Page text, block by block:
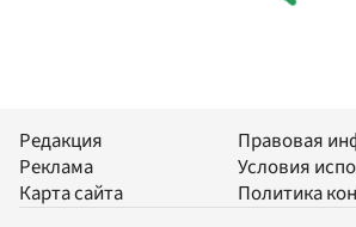
Редакция
Реклама
Карта сайта
Правовая
Условия
Политика